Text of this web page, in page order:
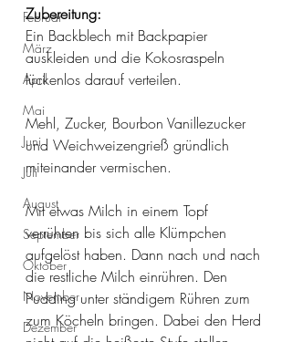
Februar
März
April
Mai
Juni
Juli
August
September
Oktober
November
Dezember
Zubereitung:
Ein Backblech mit Backpapier
auskleiden und die Kokosraspeln
lückenlos darauf verteilen.
Mehl, Zucker, Bourbon Vanillezucker
und Weichweizengrieß gründlich
miteinander vermischen.
Mit etwas Milch in einem Topf
verrühren bis sich alle Klümpchen
aufgelöst haben. Dann nach und nach
die restliche Milch einrühren. Den
Pudding unter ständigem Rühren zum
zum Köcheln bringen. Dabei den Herd